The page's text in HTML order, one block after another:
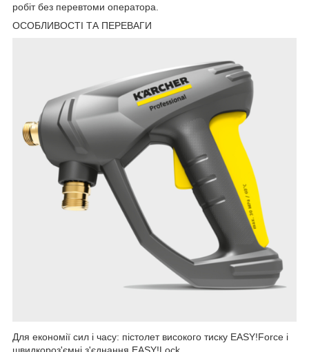
робіт без перевтоми оператора.
ОСОБЛИВОСТІ ТА ПЕРЕВАГИ
Для економії сил і часу: пістолет високого тиску EASY!Force і
швидкороз'ємні з'єднання EASY!Lock.